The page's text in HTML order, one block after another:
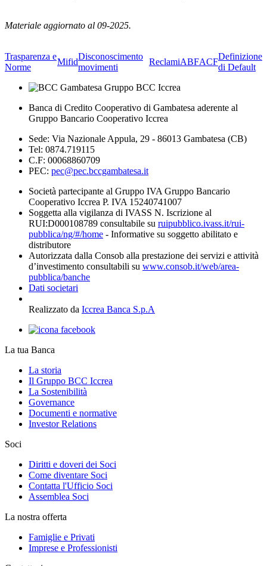
Materiale aggiornato al 09-2025.
Trasparenza e
Norme
Mifid
Disconoscimento
movimenti
ReclamiABFACF
Definizione
di Default
Banca di Credito Cooperativo di Gambatesa aderente al
Gruppo Bancario Cooperativo Iccrea
Sede: Via Nazionale Appula, 29 - 86013 Gambatesa (CB)
Tel: 0874.719115
C.F: 00068860709
PEC: pec@pec.bccgambatesa.it
Società partecipante al Gruppo IVA Gruppo Bancario
Cooperativo Iccrea P. IVA 15240741007
Soggetta alla vigilanza di IVASS N. Iscrizione al
RUI:D000108789 consultabile su ruipubblico.ivass.it/rui-
pubblica/ng/#/home - Informative su soggetto abilitato e
distributore
Autorizzata dalla Consob alla prestazione dei servizi e attività
d’investimento consultabili su www.consob.it/web/area-
pubblica/banche
Dati societari
Realizzato da Iccrea Banca S.p.A
La tua Banca
La storia
Il Gruppo BCC Iccrea
La Sostenibilità
Governance
Documenti e normative
Investor Relations
Soci
Diritti e doveri dei Soci
Come diventare Soci
Contatta l'Ufficio Soci
Assemblea Soci
La nostra offerta
Famiglie e Privati
Imprese e Professionisti